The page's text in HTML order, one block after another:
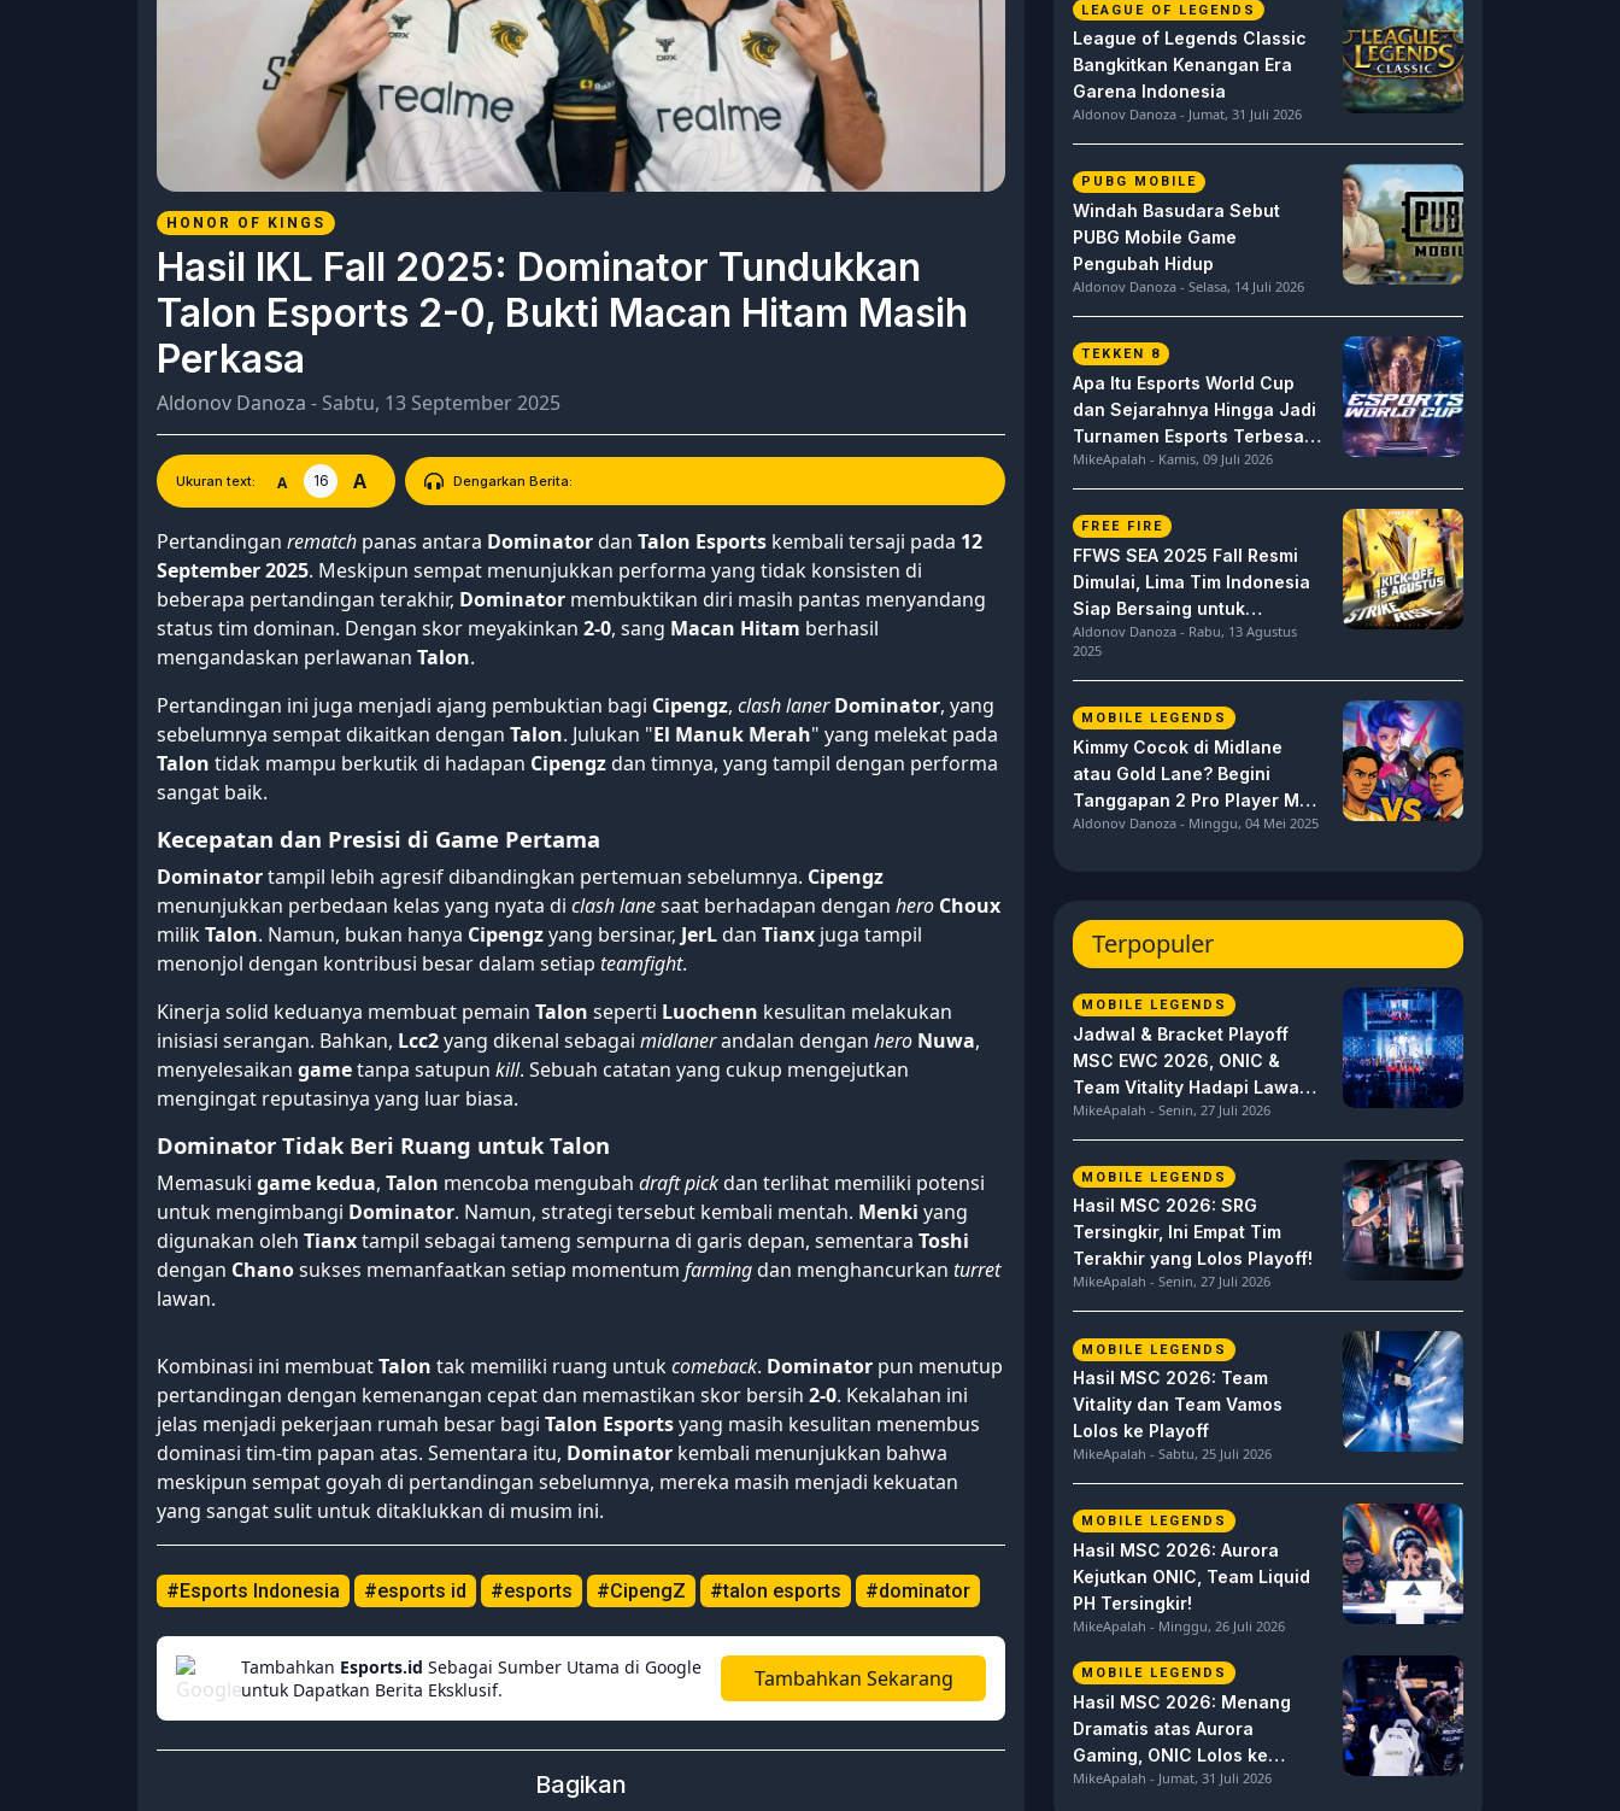
HONOR OF KINGS
Hasil IKL Fall 2025: Dominator Tundukkan
Talon Esports 2-0, Bukti Macan Hitam Masih
Perkasa
Aldonov Danoza - Sabtu, 13 September 2025
Ukuran text: A 16 A Dengarkan Berita:
Pertandingan rematch panas antara Dominatordan Talon Esports kembali tersaji pada 12
September 2025. Meskipun sempat menunjukkan performa yang tidak konsisten di
beberapa pertandingan terakhir, Dominator membuktikan diri masih pantas menyandang
status tim dominan. Dengan skor meyakinkan 2-0, sang Macan Hitam berhasil
mengandaskan perlawanan Talon.
Pertandingan ini juga menjadi ajang pembuktian bagi Cipengz, clash laner Dominator, yang
sebelumnya sempat dikaitkan dengan Talon. Julukan "El Manuk Merah" yang melekat pada
Talon tidak mampu berkutik di hadapan Cipengzdan timnya, yang tampil dengan performa
sangat baik.
Kecepatan dan Presisi di Game Pertama
Dominatortampil lebih agresif dibandingkan pertemuan sebelumnya. Cipengz
menunjukkan perbedaan kelas yang nyata di clash lanesaat berhadapan dengan hero Choux
milikTalon. Namun, bukan hanya Cipengzyang bersinar, JerLdan Tianx juga tampil
menonjol dengan kontribusi besar dalam setiap teamfight.
Kinerja solid keduanya membuat pemain Talon seperti Luochenn kesulitan melakukan
inisiasi serangan. Bahkan, Lcc2yang dikenal sebagai midlanerandalan dengan hero Nuwa,
menyelesaikan gametanpa satupun kill. Sebuah catatan yang cukup mengejutkan
mengingat reputasinya yang luar biasa.
Dominator Tidak Beri Ruang untuk Talon
Memasuki game kedua, Talon mencoba mengubah draft pickdan terlihat memiliki potensi
untuk mengimbangi Dominator. Namun, strategi tersebut kembali mentah. Menki yang
digunakan oleh Tianxtampil sebagai tameng sempurna di garis depan, sementara Toshi
dengan Chanosukses memanfaatkan setiap momentum farmingdan menghancurkan turret
lawan.
Kombinasi ini membuatTalon tak memiliki ruang untukcomeback. Dominator pun menutup
pertandingan dengan kemenangan cepat dan memastikan skor bersih 2-0. Kekalahan ini
jelas menjadi pekerjaan rumah besar bagi Talon Esportsyang masih kesulitan menembus
dominasi tim-tim papan atas. Sementara itu, Dominator kembali menunjukkan bahwa
meskipun sempat goyah di pertandingan sebelumnya, mereka masih menjadi kekuatan
yang sangat sulit untuk ditaklukkan di musim ini.
#Esports Indonesia #esports id #esports #CipengZ #talon esports #dominator
Tambahkan Esports.id Sebagai Sumber Utama di Google
untuk Dapatkan Berita Eksklusif.
Tambahkan Sekarang
Bagikan
LEAGUE OF LEGENDS
League of Legends Classic
Bangkitkan Kenangan Era
Garena Indonesia
Aldonov Danoza - Jumat, 31 Juli 2026
PUBG MOBILE
Windah Basudara Sebut
PUBG Mobile Game
Pengubah Hidup
Aldonov Danoza - Selasa, 14 Juli 2026
TEKKEN 8
Apa Itu Esports World Cup
dan Sejarahnya Hingga Jadi
Turnamen Esports Terbesar
di Dunia
MikeApalah - Kamis, 09 Juli 2026
FREE FIRE
FFWS SEA 2025 Fall Resmi
Dimulai, Lima Tim Indonesia
Siap Bersaing untuk
Dominasi
Aldonov Danoza - Rabu, 13 Agustus
2025
MOBILE LEGENDS
Kimmy Cocok di Midlane
atau Gold Lane? Begini
Tanggapan 2 Pro Player MPL
ID S15 ini
Aldonov Danoza - Minggu, 04 Mei 2025
Terpopuler
MOBILE LEGENDS
Jadwal & Bracket Playoff
MSC EWC 2026, ONIC &
Team Vitality Hadapi Lawan
Berat
MikeApalah - Senin, 27 Juli 2026
MOBILE LEGENDS
Hasil MSC 2026: SRG
Tersingkir, Ini Empat Tim
Terakhir yang Lolos Playoff!
MikeApalah - Senin, 27 Juli 2026
MOBILE LEGENDS
Hasil MSC 2026: Team
Vitality dan Team Vamos
Lolos ke Playoff
MikeApalah - Sabtu, 25 Juli 2026
MOBILE LEGENDS
Hasil MSC 2026: Aurora
Kejutkan ONIC, Team Liquid
PH Tersingkir!
MikeApalah - Minggu, 26 Juli 2026
MOBILE LEGENDS
Hasil MSC 2026: Menang
Dramatis atas Aurora
Gaming, ONIC Lolos ke
Semifinal!
MikeApalah - Jumat, 31 Juli 2026